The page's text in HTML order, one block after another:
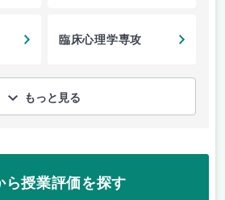
臨床心理学専攻
もっと見る
ら授業評価を探す